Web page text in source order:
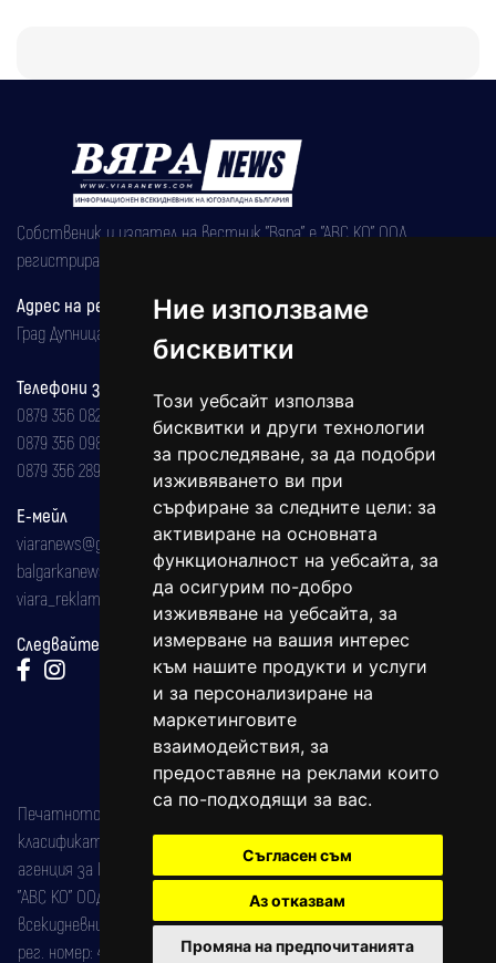
Ние използваме
бисквитки
Този уебсайт използва
бисквитки и други технологии
за проследяване, за да подобри
изживяването ви при
сърфиране за следните цели: за
активиране на основната
функционалност на уебсайта, за
да осигурим по-добро
изживяване на уебсайта, за
измерване на вашия интерес
към нашите продукти и услуги
и за персонализиране на
маркетинговите
взаимодействия, за
предоставяне на реклами които
са по-подходящи за вас.
Съгласен съм
Аз отказвам
Промяна на предпочитанията
Собственик и издател на вестник "Вяра" е "АВС КО" ООД,
регистрирана на 08.05.2002 година.
Адрес на редакцията
Град Дупница, ул.''Христо Ботев" 43
Телефони за реклама и абонаменти
0879 356 082
0879 356 098
0879 356 289
Е-мейл
viaranews@gmail.com
balgarkanews@gmail.com
viara_reklama@mail.bg
Следвайте ни:
Печатното издание на вестника е регистрирано в националния
класификатор на печатните издания (Българска национална
агенция за ISSN) под номер: ISSN 1312-4722.
"АВС КО" ООД е притежател на марката: Вяра информационен
всекидневник на югозападна България, със свидетелство за марка
рег. номер: 47857/11.05.2004 година.